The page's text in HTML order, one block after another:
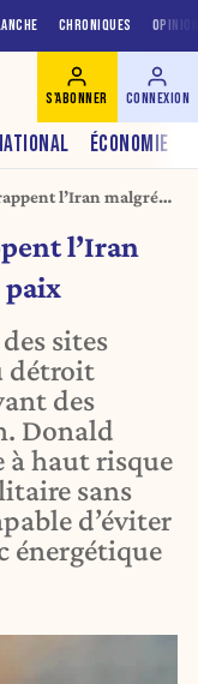
CHRONIQUES
ÉCONOMIE
S'ABONNER CONNEXION
l’Iran malgré
l’Iran
paix
sites
détroit
des
Donald
à haut risque
sans
d’éviter
énergétique